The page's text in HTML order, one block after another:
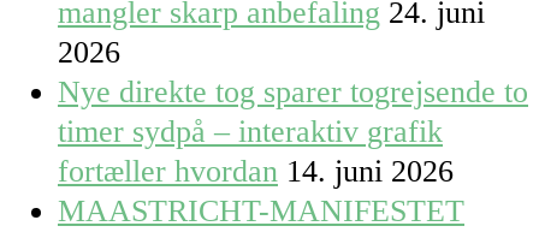
mangler skarp anbefaling 24. juni
2026
Nye direkte tog sparer togrejsende to
timer sydpå – interaktiv grafik
fortæller hvordan 14. juni 2026
MAASTRICHT-MANIFESTET